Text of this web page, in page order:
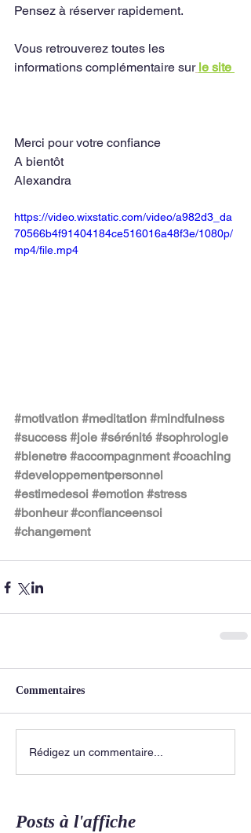
Pensez à réserver rapidement.
Vous retrouverez toutes les
informations complémentaire sur le site
Merci pour votre confiance
A bientôt
Alexandra
https://video.wixstatic.com/video/a982d3_da
70566b4f91404184ce516016a48f3e/1080p/
mp4/file.mp4
#motivation #meditation #mindfulness
#success #joie #sérénité #sophrologie
#bienetre #accompagnment #coaching
#developpementpersonnel
#estimedesoi #emotion #stress
#bonheur #confianceensoi
#changement
Commentaires
Rédigez un commentaire...
Posts à l'affiche